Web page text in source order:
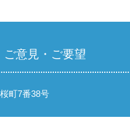
ご意見・ご要望
町7番38号